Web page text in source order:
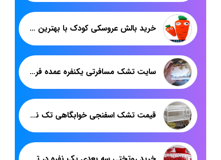
خرید بالش عروسکی کودک با بهترین قیمت
سایت تشک مسافرتی یکنفره عمده فروشی برای صادرات
قیمت تشک اسفنجی خوابگاهی تک نفره